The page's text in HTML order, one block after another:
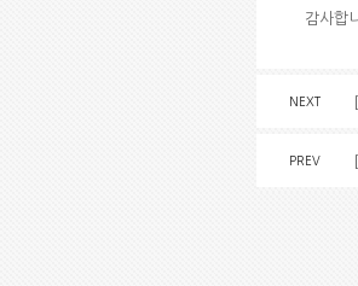
감사합
NEXT
PREV